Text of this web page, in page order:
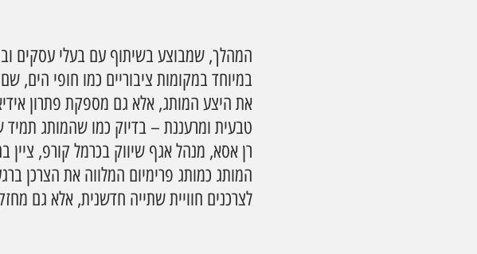
המהלך, שמבוצע בשיתוף עם בעלי עסקים
במיוחד במקומות ציבוריים כמו חופי הים,
את היצע המותג, אלא גם מספקת פתרון
טבעית ומרעננת – בדיוק כמו שהמותג תמיד
רן אסא, מנהל אגף שיווק בכרמל קורפ,
המותג כמותג פרימיום המלווה את הצרכן
לצרכנים חוויית שתייה חדשנית, אלא גם